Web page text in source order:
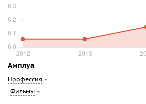
Амплуа
Профессия
Фильмы